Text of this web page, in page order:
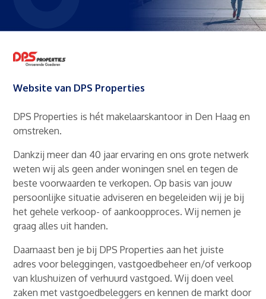
Website van DPS Properties
DPS Properties is hét makelaarskantoor in Den Haag en
omstreken.
Dankzij meer dan 40 jaar ervaring en ons grote netwerk
weten wij als geen ander woningen snel en tegen de
beste voorwaarden te verkopen. Op basis van jouw
persoonlijke situatie adviseren en begeleiden wij je bij
het gehele verkoop- of aankoopproces. Wij nemen je
graag alles uit handen.
Daarnaast ben je bij DPS Properties aan het juiste
adres voor beleggingen, vastgoedbeheer en/of verkoop
van klushuizen of verhuurd vastgoed. Wij doen veel
zaken met vastgoedbeleggers en kennen de markt door